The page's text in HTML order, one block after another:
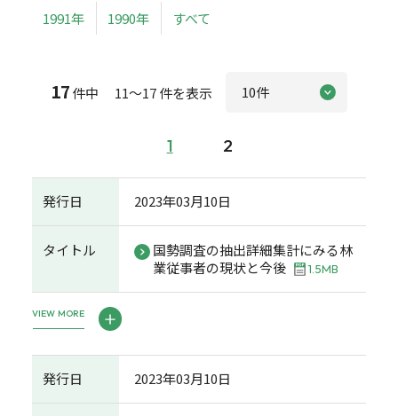
1991年 1990年 すべて
17件中 11～17 件を表示
1 2
発行日 2023年03月10日
タイトル
国勢調査の抽出詳細集計にみる林
業従事者の現状と今後
1.5MB
VIEW MORE
発行日 2023年03月10日